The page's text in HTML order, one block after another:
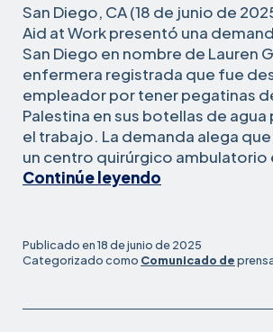
San Diego, CA (18 de junio de
Aid at Work presentó una
San Diego en nombre de Lauren
enfermera registrada que fue
empleador por tener pegatinas
Palestina en sus botellas de agua
el trabajo. La demanda alega que
un centro quirúrgico ambulatorio
Continúe leyendo
calcomanías
pro
Publicado en18 de junio de 2025
Categorizado como Comunicado de